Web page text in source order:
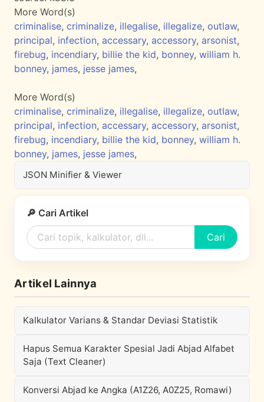
More Word(s)
criminalise, criminalize, illegalise, illegalize, outlaw,
principal, infection, accessary, accessory, arsonist,
firebug, incendiary, billie the kid, bonney, william h.
bonney, james, jesse james,
More Word(s)
criminalise, criminalize, illegalise, illegalize, outlaw,
principal, infection, accessary, accessory, arsonist,
firebug, incendiary, billie the kid, bonney, william h.
bonney, james, jesse james,
JSON Minifier & Viewer
🔎 Cari Artikel
Cari
Artikel Lainnya
Kalkulator Varians & Standar Deviasi Statistik
Hapus Semua Karakter Spesial Jadi Abjad Alfabet
Saja (Text Cleaner)
Konversi Abjad ke Angka (A1Z26, A0Z25, Romawi)